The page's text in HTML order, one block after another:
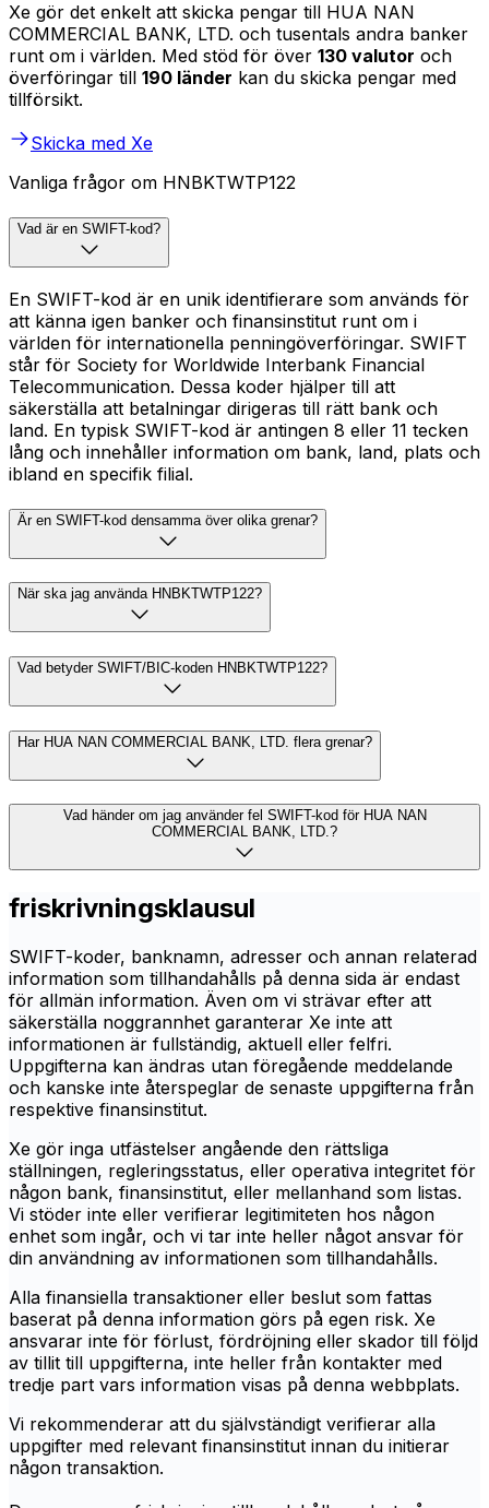
Xe gör det enkelt att skicka pengar till HUA NAN
COMMERCIAL BANK, LTD. och tusentals andra banker
runt om i världen. Med stöd för över 130 valutor och
överföringar till 190 länder kan du skicka pengar med
tillförsikt.
Skicka med Xe
Vanliga frågor om HNBKTWTP122
Vad är en SWIFT-kod?
En SWIFT-kod är en unik identifierare som används för
att känna igen banker och finansinstitut runt om i
världen för internationella penningöverföringar. SWIFT
står för Society for Worldwide Interbank Financial
Telecommunication. Dessa koder hjälper till att
säkerställa att betalningar dirigeras till rätt bank och
land. En typisk SWIFT-kod är antingen 8 eller 11 tecken
lång och innehåller information om bank, land, plats och
ibland en specifik filial.
Är en SWIFT-kod densamma över olika grenar?
När ska jag använda HNBKTWTP122?
Vad betyder SWIFT/BIC-koden HNBKTWTP122?
Har HUA NAN COMMERCIAL BANK, LTD. flera grenar?
Vad händer om jag använder fel SWIFT-kod för HUA NAN
COMMERCIAL BANK, LTD.?
friskrivningsklausul
SWIFT-koder, banknamn, adresser och annan relaterad
information som tillhandahålls på denna sida är endast
för allmän information. Även om vi strävar efter att
säkerställa noggrannhet garanterar Xe inte att
informationen är fullständig, aktuell eller felfri.
Uppgifterna kan ändras utan föregående meddelande
och kanske inte återspeglar de senaste uppgifterna från
respektive finansinstitut.
Xe gör inga utfästelser angående den rättsliga
ställningen, regleringsstatus, eller operativa integritet för
någon bank, finansinstitut, eller mellanhand som listas.
Vi stöder inte eller verifierar legitimiteten hos någon
enhet som ingår, och vi tar inte heller något ansvar för
din användning av informationen som tillhandahålls.
Alla finansiella transaktioner eller beslut som fattas
baserat på denna information görs på egen risk. Xe
ansvarar inte för förlust, fördröjning eller skador till följd
av tillit till uppgifterna, inte heller från kontakter med
tredje part vars information visas på denna webbplats.
Vi rekommenderar att du självständigt verifierar alla
uppgifter med relevant finansinstitut innan du initierar
någon transaktion.